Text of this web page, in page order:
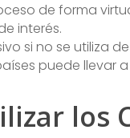
de forma
interés.
si no se utiliza
puede llevar
los